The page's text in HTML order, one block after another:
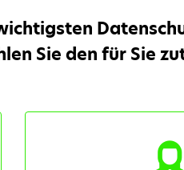
Sie den für Sie